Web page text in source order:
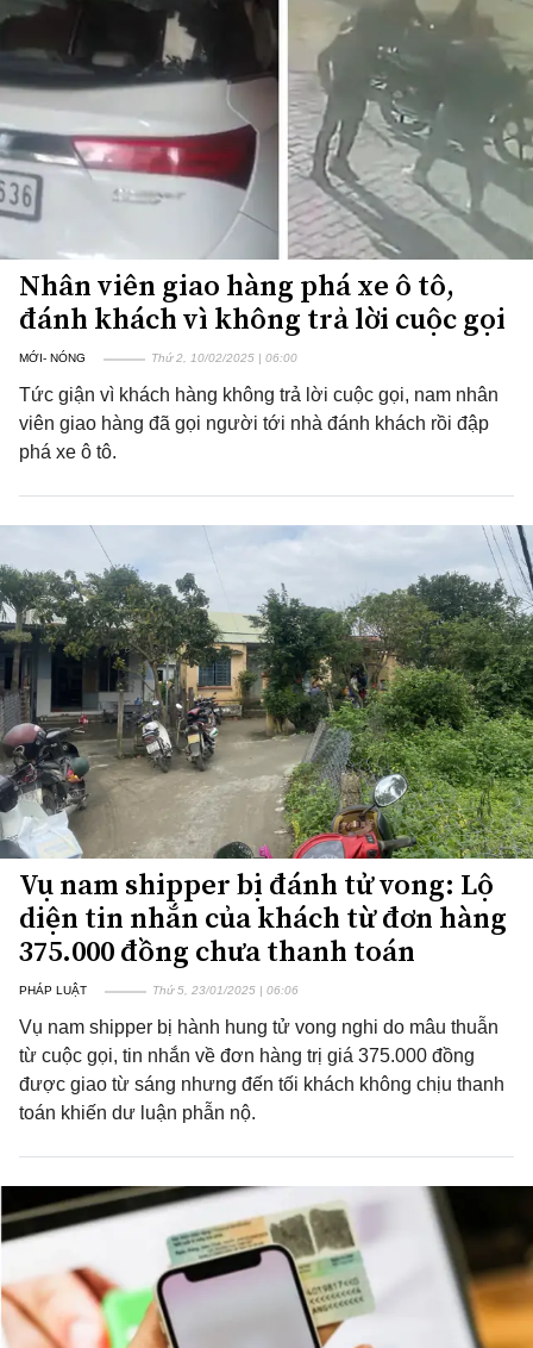
Nhân viên giao hàng phá xe ô tô,
đánh khách vì không trả lời cuộc gọi
MỚI- NÓNG Thứ 2, 10/02/2025 | 06:00
Tức giận vì khách hàng không trả lời cuộc gọi, nam nhân
viên giao hàng đã gọi người tới nhà đánh khách rồi đập
phá xe ô tô.
Vụ nam shipper bị đánh tử vong: Lộ
diện tin nhắn của khách từ đơn hàng
375.000 đồng chưa thanh toán
PHÁP LUẬT Thứ 5, 23/01/2025 | 06:06
Vụ nam shipper bị hành hung tử vong nghi do mâu thuẫn
từ cuộc gọi, tin nhắn về đơn hàng trị giá 375.000 đồng
được giao từ sáng nhưng đến tối khách không chịu thanh
toán khiến dư luận phẫn nộ.